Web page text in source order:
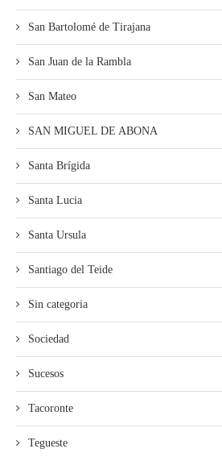
San Bartolomé de Tirajana
San Juan de la Rambla
San Mateo
SAN MIGUEL DE ABONA
Santa Brígida
Santa Lucia
Santa Ursula
Santiago del Teide
Sin categoria
Sociedad
Sucesos
Tacoronte
Tegueste